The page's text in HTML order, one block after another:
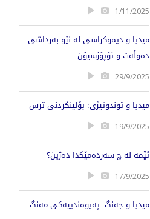
1/11/2025
میدیا و دیموکراسی لە نێو بەرداشی
دەوڵەت و ئۆپۆزسیۆن
29/9/2025
میدیا و توندوتیژی: پۆلینکردنی ترس
19/9/2025
ئێمە لە چ سەردەمێکدا دەژین؟
17/9/2025
میدیا و جەنگ: پەیوەندییەکی مەنگ